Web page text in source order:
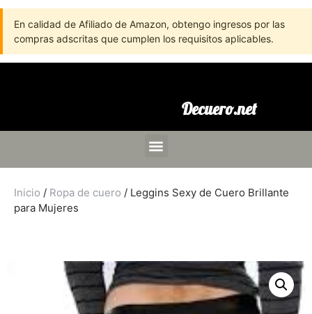
En calidad de Afiliado de Amazon, obtengo ingresos por las
compras adscritas que cumplen los requisitos aplicables.
Decuero.net
Inicio / Ropa de cuero / Leggins Sexy de Cuero Brillante
para Mujeres